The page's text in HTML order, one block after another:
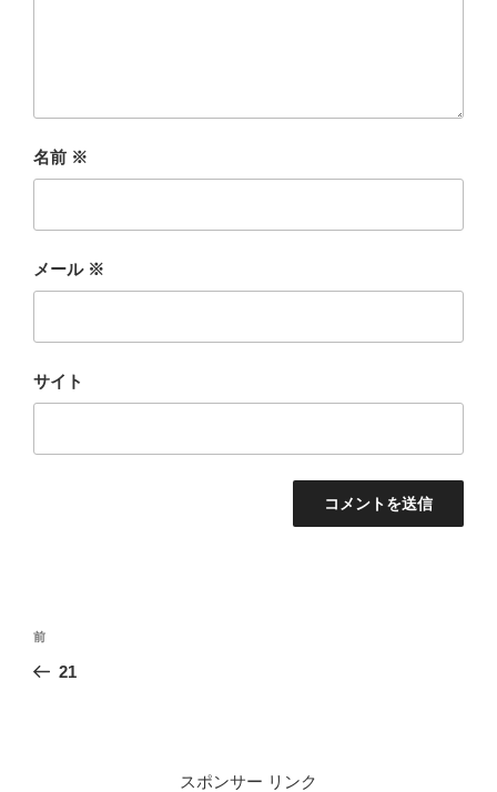
名前 ※
メール ※
サイト
投
ナ
前
の
前
21
スポンサー リンク